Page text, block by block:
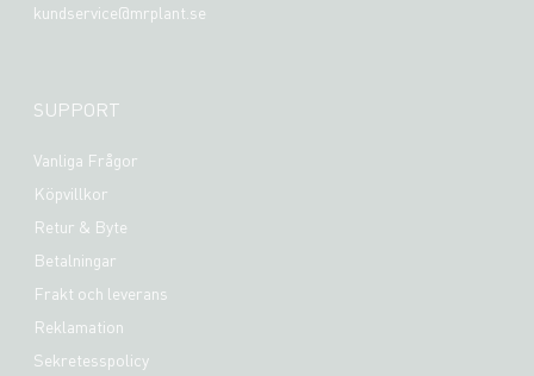
kundservice@mrplant.se
SUPPORT
Vanliga Frågor
Köpvillkor
Retur & Byte
Betalningar
Frakt och leverans
Reklamation
Sekretesspolicy